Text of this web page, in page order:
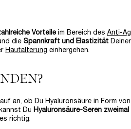
Vorteileim Bereich des Anti-
die Spannkraft und Elastizität
Hautalterung einhergehen.
an, ob Du Hyaluronsäure in Form von
Du
Hyaluronsäure-Seren
richtig: